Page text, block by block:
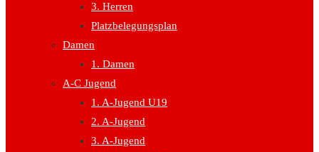
3. Herren
Platzbelegungsplan
Damen
1. Damen
A-C Jugend
1. A-Jugend U19
2. A-Jugend
3. A-Jugend